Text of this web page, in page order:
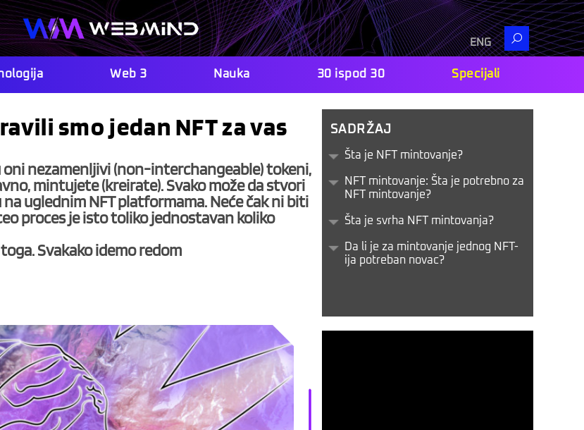
ENG
Search
Web 3 Nauka 30 ispod 30 Specijali
smo jedan NFT za vas
nezamenljivi (non-interchangeable) tokeni,
mintujete (kreirate). Svako može da stvori
uglednim NFT platformama. Neće čak ni biti
proces je isto toliko jednostavan koliko
Svakako idemo redom
SADRŽAJ
Šta je NFT mintovanje?
NFT mintovanje: Šta je potrebno za
NFT mintovanje?
Šta je svrha NFT mintovanja?
Da li je za mintovanje jednog NFT-
ija potreban novac?